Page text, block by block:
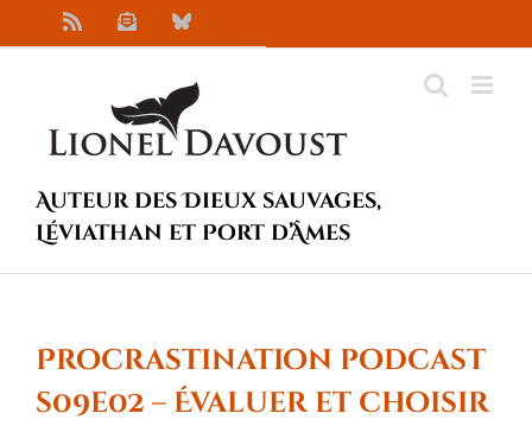
au
NewsletterBluesky
Auteur des Dieux sauvages,
Léviathan et Port d’Âmes
Procrastination podcast
s09e02 – Évaluer et choisir